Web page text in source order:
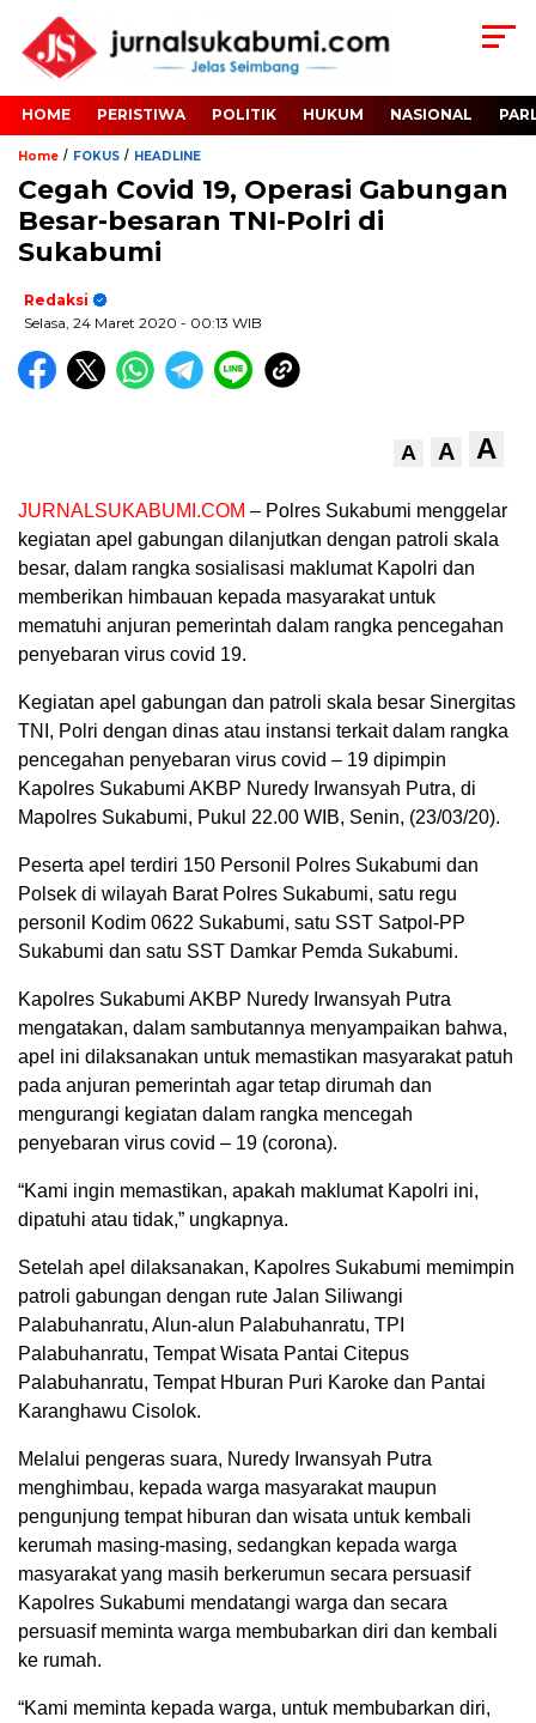
HOME PERISTIWA POLITIK HUKUM NASIONAL
Home / FOKUS / HEADLINE
Cegah Covid 19, Operasi Gabungan
Besar-besaran TNI-Polri di
Sukabumi
Redaksi
Selasa, 24 Maret 2020 - 00:13 WIB
A A A
JURNALSUKABUMI.COM – Polres Sukabumi menggelar
kegiatan apel gabungan dilanjutkan dengan patroli skala
besar, dalam rangka sosialisasi maklumat Kapolri dan
memberikan himbauan kepada masyarakat untuk
mematuhi anjuran pemerintah dalam rangka pencegahan
penyebaran virus covid 19.
Kegiatan apel gabungan dan patroli skala besar Sinergitas
TNI, Polri dengan dinas atau instansi terkait dalam rangka
pencegahan penyebaran virus covid – 19 dipimpin
Kapolres Sukabumi AKBP Nuredy Irwansyah Putra, di
Mapolres Sukabumi, Pukul 22.00 WIB, Senin, (23/03/20).
Peserta apel terdiri 150 Personil Polres Sukabumi dan
Polsek di wilayah Barat Polres Sukabumi, satu regu
personil Kodim 0622 Sukabumi, satu SST Satpol-PP
Sukabumi dan satu SST Damkar Pemda Sukabumi.
Kapolres Sukabumi AKBP Nuredy Irwansyah Putra
mengatakan, dalam sambutannya menyampaikan bahwa,
apel ini dilaksanakan untuk memastikan masyarakat patuh
pada anjuran pemerintah agar tetap dirumah dan
mengurangi kegiatan dalam rangka mencegah
penyebaran virus covid – 19 (corona).
“Kami ingin memastikan, apakah maklumat Kapolri ini,
dipatuhi atau tidak,” ungkapnya.
Setelah apel dilaksanakan, Kapolres Sukabumi memimpin
patroli gabungan dengan rute Jalan Siliwangi
Palabuhanratu, Alun-alun Palabuhanratu, TPI
Palabuhanratu, Tempat Wisata Pantai Citepus
Palabuhanratu, Tempat Hburan Puri Karoke dan Pantai
Karanghawu Cisolok.
Melalui pengeras suara, Nuredy Irwansyah Putra
menghimbau, kepada warga masyarakat maupun
pengunjung tempat hiburan dan wisata untuk kembali
kerumah masing-masing, sedangkan kepada warga
masyarakat yang masih berkerumun secara persuasif
Kapolres Sukabumi mendatangi warga dan secara
persuasif meminta warga membubarkan diri dan kembali
ke rumah.
“Kami meminta kepada warga, untuk membubarkan diri,